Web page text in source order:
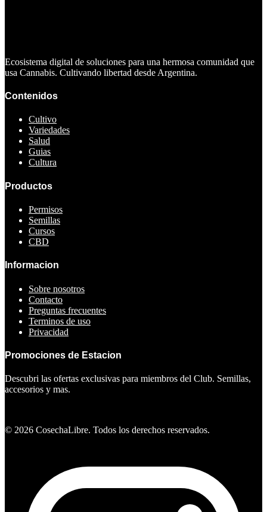
Ecosistema digital de soluciones para una hermosa comunidad que
usa Cannabis. Cultivando libertad desde Argentina.
Contenidos
Cultivo
Variedades
Salud
Guias
Cultura
Productos
Permisos
Semillas
Cursos
CBD
Informacion
Sobre nosotros
Contacto
Preguntas frecuentes
Terminos de uso
Privacidad
Promociones de Estacion
Descubri las ofertas exclusivas para miembros del Club. Semillas,
accesorios y mas.
© 2026 CosechaLibre. Todos los derechos reservados.